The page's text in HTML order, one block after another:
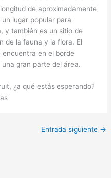
de aproximadamente
lugar popular para
y también es un sitio de
de la fauna y la flora. El
en el borde
gran parte del área.
¿a qué estás esperando?
Entrada siguiente →